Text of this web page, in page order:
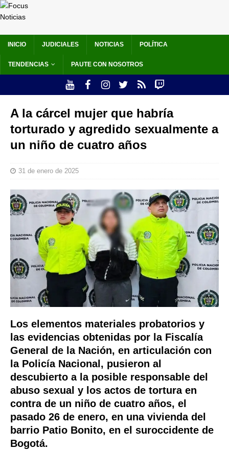
INICIO JUDICIALES NOTICIAS POLÍTICA
TENDENCIAS PAUTE CON NOSOTROS
A la cárcel mujer que habría
torturado y agredido sexualmente a
un niño de cuatro años
31 de enero de 2025
Los elementos materiales probatorios y
las evidencias obtenidas por la Fiscalía
General de la Nación, en articulación con
la Policía Nacional, pusieron al
descubierto a la posible responsable del
abuso sexual y los actos de tortura en
contra de un niño de cuatro años, el
pasado 26 de enero, en una vivienda del
barrio Patio Bonito, en el suroccidente de
Bogotá.